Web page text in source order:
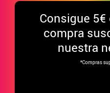
Consigue 5€
compra
nuestra
*Compras